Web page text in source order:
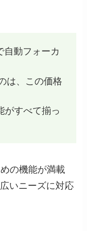
自動フォーカ
は、この価格
がすべて揃っ
の機能が満載
いニーズに対応